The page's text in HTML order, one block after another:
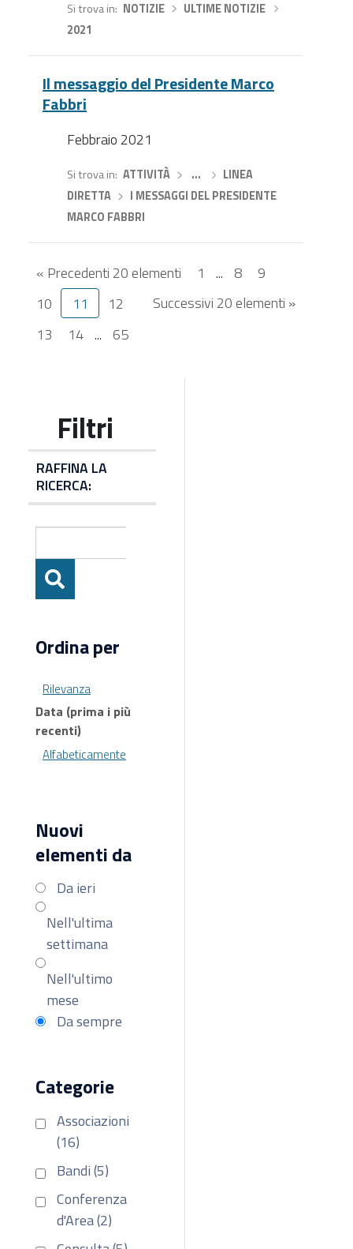
Si trova in NOTIZIE› ULTIME NOTIZIE
2021
Il messaggio del Presidente Marco
Fabbri
Febbraio 2021
Si trova in ATTIVITÀ› …
LINEA
DIRETTA›
I MESSAGGI DEL PRESIDENTE
MARCO FABBRI
« Precedenti 20 elementi
Successivi 20 elementi »
1 ... 8
9
10
11
12
13
14 ... 65
RAFFINA LA
RICERCA:
Ordina per
Rilevanza
Data (prima i più
recenti)
Alfabeticamente
Nuovi
elementi da
Da ieri
Nell'ultima
settimana
Nell'ultimo
mese
Da sempre
Categorie
Associazioni
(16)
Bandi (5)
Conferenza
d'Area (2)